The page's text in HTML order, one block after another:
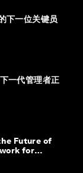
下一位关键员
一代管理者正
Future of
for